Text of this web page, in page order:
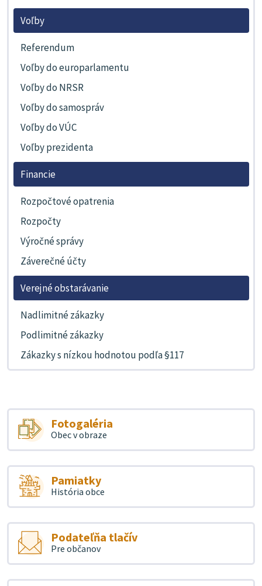
Voľby
Referendum
Voľby do europarlamentu
Voľby do NRSR
Voľby do samospráv
Voľby do VÚC
Voľby prezidenta
Financie
Rozpočtové opatrenia
Rozpočty
Výročné správy
Záverečné účty
Verejné obstarávanie
Nadlimitné zákazky
Podlimitné zákazky
Zákazky s nízkou hodnotou podľa §117
Fotogaléria
Obec v obraze
Pamiatky
História obce
Podateľňa tlačív
Pre občanov